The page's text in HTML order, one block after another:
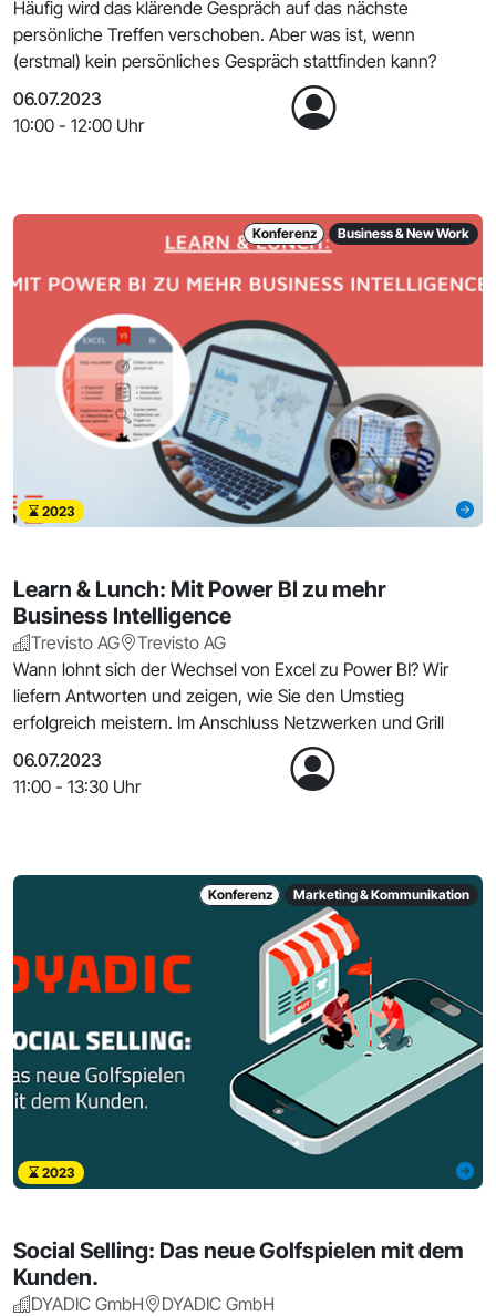
Häufig wird das klärende Gespräch auf das nächste
persönliche Treffen verschoben. Aber was ist, wenn
(erstmal) kein persönliches Gespräch stattfinden kann?
06.07.2023
10:00 - 12:00 Uhr
Konferenz Business & New Work
2023
Learn & Lunch: Mit Power BI zu mehr
Business Intelligence
Trevisto AG
Trevisto AG
Wann lohnt sich der Wechsel von Excel zu Power BI? Wir
liefern Antworten und zeigen, wie Sie den Umstieg
erfolgreich meistern. Im Anschluss Netzwerken und Grill
06.07.2023
11:00 - 13:30 Uhr
Konferenz Marketing & Kommunikation
2023
Social Selling: Das neue Golfspielen mit dem
Kunden.
DYADIC GmbH
DYADIC GmbH